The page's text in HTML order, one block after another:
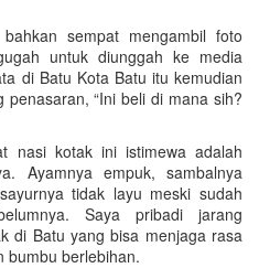
sempat mengambil foto
untuk diunggah ke media
di Batu Kota Batu itu kemudian
“Ini beli di mana sih?
nasi kotak ini istimewa adalah
Ayamnya empuk, sambalnya
tidak layu meski sudah
Saya pribadi jarang
di Batu yang bisa menjaga rasa
bumbu berlebihan.